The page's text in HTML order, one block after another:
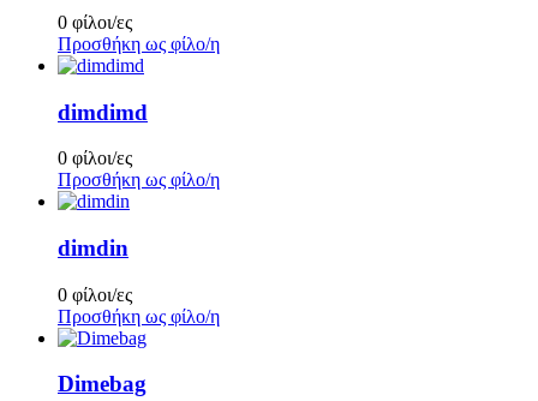
0 φίλοι/ες
Προσθήκη ως φίλο/η
dimdimd
0 φίλοι/ες
Προσθήκη ως φίλο/η
dimdin
0 φίλοι/ες
Προσθήκη ως φίλο/η
Dimebag